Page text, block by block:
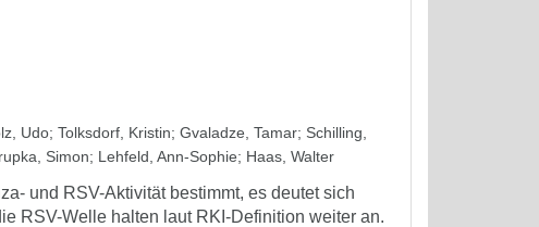
Udo; Tolksdorf, Kristin; Gvaladze, Tamar; Schilling,
Simon; Lehfeld, Ann-Sophie; Haas, Walter
und RSV-Aktivität bestimmt, es deutet sich
RSV-Welle halten laut RKI-Definition weiter an.